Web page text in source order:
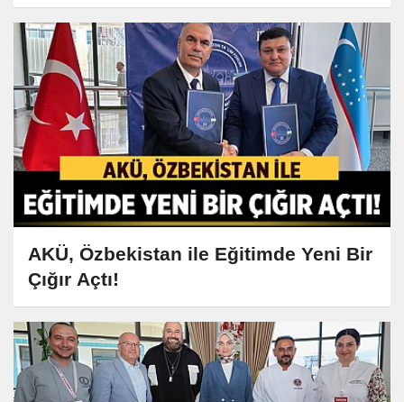
AKÜ, Özbekistan ile Eğitimde Yeni Bir
Çığır Açtı!